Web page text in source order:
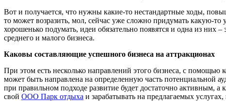
Вот и получается, что нужны какие-то нестандартные ходы,
то может возразить, мол, сейчас уже сложно придумать какую-
хорошенько подумать, идеи обязательно появятся и одна из них
среднего и малого бизнеса.
Каковы составляющие успешного бизнеса на аттракционах
При этом есть несколько направлений этого бизнеса, с помощью
может быть направлена на определенную часть потенциальной
при правильном подходе развитие будет достаточно активным, а
свой ООО Парк отдыха и зарабатывать на предлагаемых